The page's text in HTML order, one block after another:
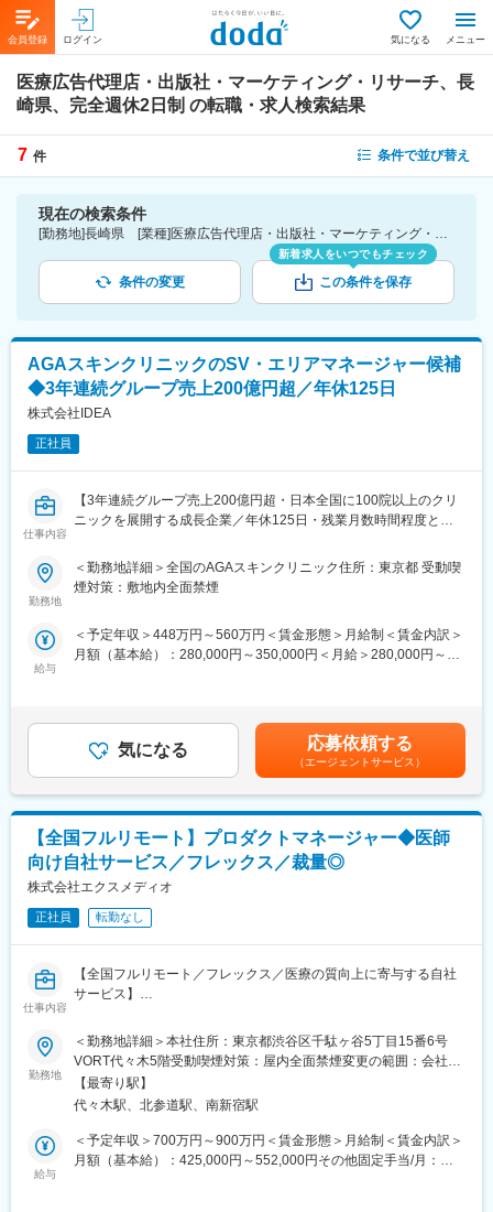
会員登録 ログイン 気になる メニュー
医療広告代理店・出版社・マーケティング・リサーチ、長
崎県、完全週休2日制 の転職・求人検索結果
7 件 条件で並び替え
現在の検索条件
[勤務地]長崎県 [業種]医療広告代理店・出版社・マーケティング・リサーチ-医薬品・医療機器・ライフサイエンス・医療系サービス [こだわり条件ピックアップ]完全週休2日制 [詳細条件](休日・働き方)完全週休2日制
条件の変更
新着求人をいつでもチェック
この条件を保存
AGAスキンクリニックのSV・エリアマネージャー候補
◆3年連続グループ売上200億円超／年休125日
株式会社IDEA
正社員
仕事内容
【3年連続グループ売上200億円超・日本全国に100院以上のクリ
ニックを展開する成長企業／年休125日・残業月数時間程度とメ
■業務内容：
全国に展開している発毛専門クリニック「AGAスキンクリニッ
※初任地に関しては、選考を通じてご希望をお伺いし、考慮した上
で決定いたします。
・クリニックスタッフの採用業務（面接など）
・受付スタッフの教育、指導、マネジメント
・本部会議への参加
・各種研修参加（年数回）
・各種トラブル対応（設備関連・クレーム）、改善対応
月に20日程度、管理している医院で勤務いたします。クリニック
の中心メンバー、将来のマネージャー候補として、ご活躍頂ける
方を募集いたします。
■勤務例：横浜のマネージャー候補の主な1日の流れ
↓
13時 昼休憩
14時 （川崎院へ移動、院責とのMTG等）
↓
16時 （上?である統括とMTG等）
↓
19時 帰宅
■当社について：
勤務地
＜勤務地詳細＞全国のAGAスキンクリニック住所：東京都 受動喫
煙対策：敷地内全面禁煙
給与
＜予定年収＞448万円～560万円＜賃金形態＞月給制＜賃金内訳＞
月額（基本給）：280,000円～350,000円＜月給＞280,000円～
額であり、選考を通じて上下する可能性があります。月給(月額)は
固定手当を含めた表記です。
気になる 応募依頼する
（エージェントサービス）
【全国フルリモート】プロダクトマネージャー◆医師
向け自社サービス／フレックス／裁量◎
株式会社エクスメディオ
正社員 転勤なし
仕事内容
【全国フルリモート／フレックス／医療の質向上に寄与する自社
サービス】
■担当業務
「ヒポクラ」という医師専用のWebサービスのプロダクトマネー
ジャーをお任せします。
「ヒポクラ」：約75,000人以上の医師が参加する日本最大級の医
師専用SNS。医師が専門外の事象に遭遇した際に他の医師より知
見を得られるオンライン医局”として拡大中。
勤務地
＜勤務地詳細＞本社住所：東京都渋谷区千駄ヶ谷5丁目15番6号
VORT代々木5階受動喫煙対策：屋内全面禁煙変更の範囲：会社の
定める事業所（リモートワーク含む）
【最寄り駅】
代々木駅、北参道駅、南新宿駅
給与
＜予定年収＞700万円～900万円＜賃金形態＞月給制＜賃金内訳＞
月額（基本給）：425,000円～552,000円その他固定手当/月：